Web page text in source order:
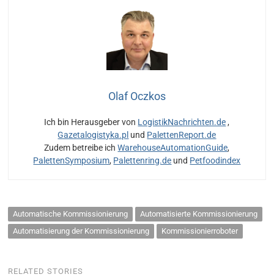
Olaf Oczkos
Ich bin Herausgeber von LogistikNachrichten.de,
Gazetalogistyka.pl und PalettenReport.de
Zudem betreibe ichWarehouseAutomationGuide,
PalettenSymposium, Palettenring.de und Petfoodindex
Automatische Kommissionierung
Automatisierte Kommissionierung
Automatisierung der Kommissionierung
Kommissionierroboter
RELATED STORIES